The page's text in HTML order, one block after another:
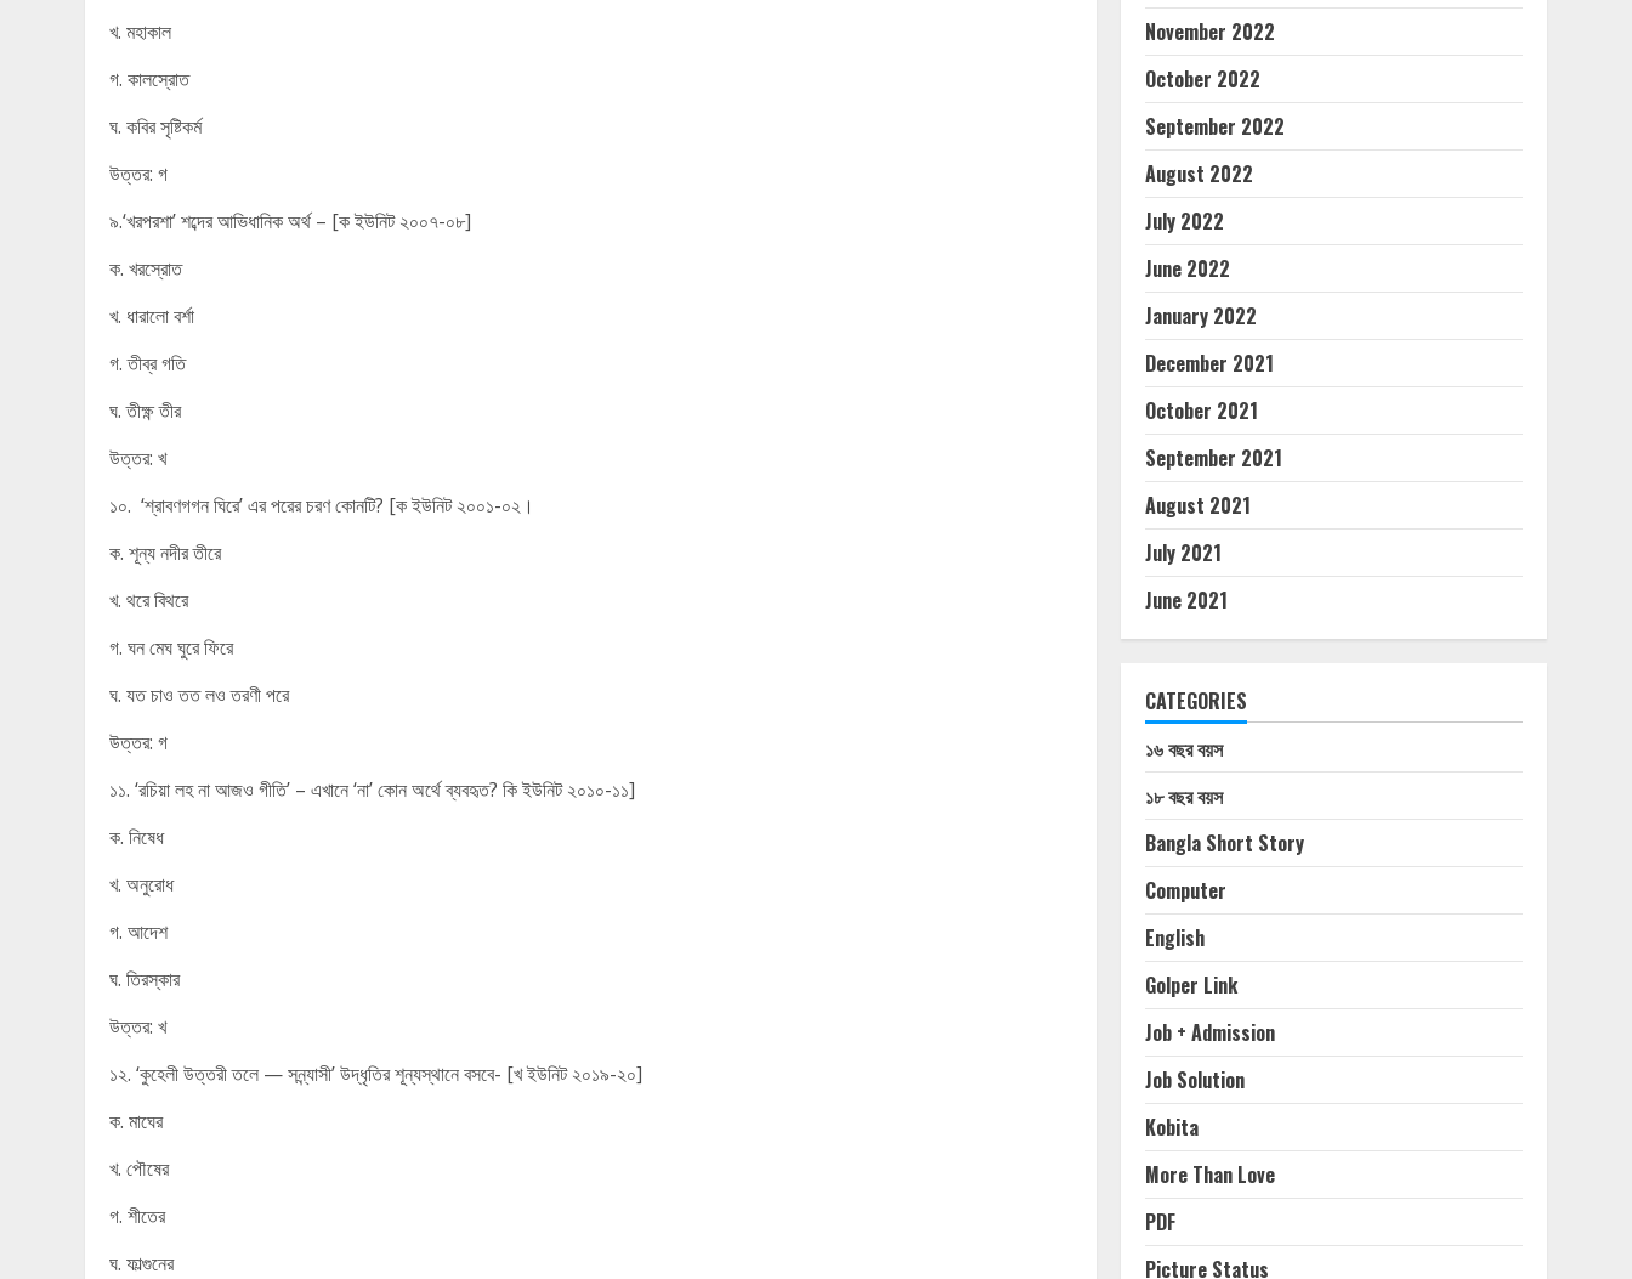
খ. মহাকাল
গ. কালস্রোত
ঘ. কবির সৃষ্টিকর্ম
উত্তর: গ
৯.‘খরপরশা’ শব্দের আভিধানিক অর্থ – [ক ইউনিট ২০০৭-০৮]
ক. খরস্রোত
খ. ধারালো বর্শা
গ. তীব্র গতি
ঘ. তীক্ষ্ণ তীর
উত্তর: খ
১০. ‘শ্রাবণগগন ঘিরে’ এর পরের চরণ কোনটি? [ক ইউনিট ২০০১-০২।
ক. শূন্য নদীর তীরে
খ. থরে বিথরে
গ. ঘন মেঘ ঘুরে ফিরে
ঘ. যত চাও তত লও তরণী পরে
উত্তর: গ
১১. ‘রচিয়া লহ না আজও গীতি’ – এখানে ‘না’ কোন অর্থে ব্যবহৃত? কি ইউনিট ২০১০-১১]
ক. নিষেধ
খ. অনুরোধ
গ. আদেশ
ঘ. তিরস্কার
উত্তর: খ
১২. ‘কুহেলী উত্তরী তলে — সন্ন্যাসী’ উদ্ধৃতির শূন্যস্থানে বসবে- [খ ইউনিট ২০১৯-২০]
ক. মাঘের
খ. পৌষের
গ. শীতের
ঘ. ফাল্গুনের
November 2022
October 2022
September 2022
August 2022
July 2022
June 2022
January 2022
December 2021
October 2021
September 2021
August 2021
July 2021
June 2021
CATEGORIES
১৬ বছর বয়স
১৮ বছর বয়স
Bangla Short Story
Computer
English
Golper Link
Job + Admission
Job Solution
Kobita
More Than Love
PDF
Picture Status